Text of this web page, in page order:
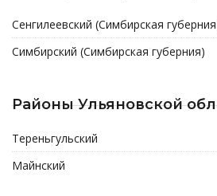
Сенгилеевский (Симбирская
Симбирский (Симбирская губерния)
Районы Ульяновской
Тереньгульский
Майнский